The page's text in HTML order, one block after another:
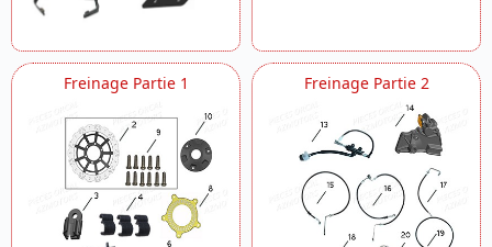
Freinage Partie 1 Freinage Partie 2